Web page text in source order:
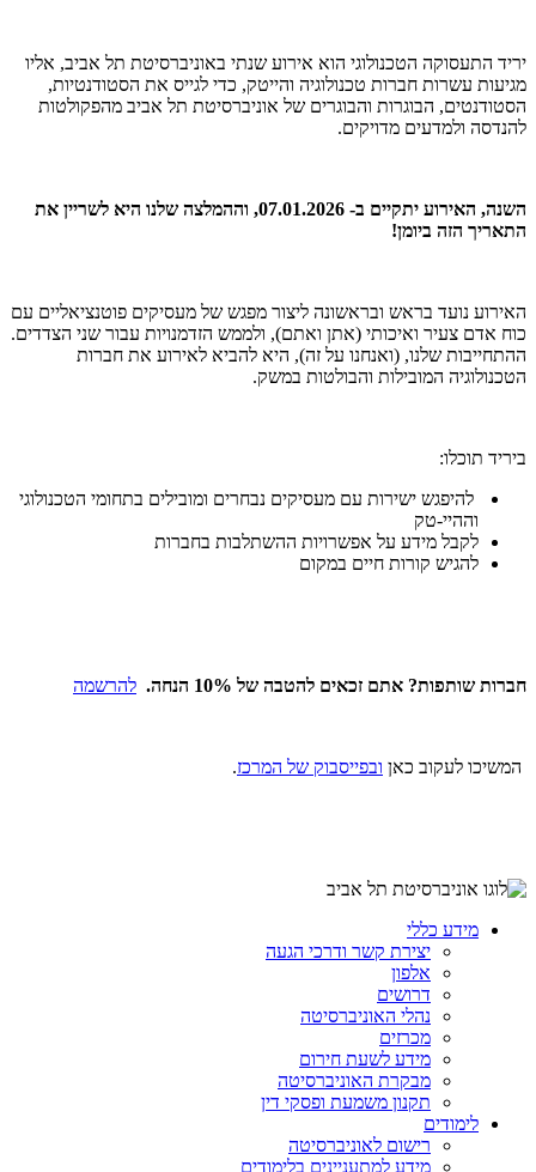
יריד התעסוקה הטכנולוגי הוא אירוע שנתי באוניברסיטת תל אביב, אליו
מגיעות עשרות חברות טכנולוגיה והייטק, כדי לגייס את הסטודנטיות,
הסטודנטים, הבוגרות והבוגרים של אוניברסיטת תל אביב מהפקולטות
להנדסה ולמדעים מדויקים.
השנה, האירוע יתקיים ב- 07.01.2026, וההמלצה שלנו היא לשריין את
התאריך הזה ביומן!
האירוע נועד בראש ובראשונה ליצור מפגש של מעסיקים פוטנציאליים עם
כוח אדם צעיר ואיכותי (אתן ואתם), ולממש הזדמנויות עבור שני הצדדים.
ההתחייבות שלנו, (ואנחנו על זה), היא להביא לאירוע את חברות
הטכנולוגיה המובילות והבולטות במשק.
ביריד תוכלו:
להיפגש ישירות עם מעסיקים נבחרים ומובילים בתחומי הטכנולוגי
וההיי-טק
לקבל מידע על אפשרויות ההשתלבות בחברות
להגיש קורות חיים במקום
חברות שותפות? אתם זכאים להטבה של 10% הנחה. להרשמה
המשיכו לעקוב כאן ובפייסבוק של המרכז.
מידע כללי
יצירת קשר ודרכי הגעה
אלפון
דרושים
נהלי האוניברסיטה
מכרזים
מידע לשעת חירום
מבקרת האוניברסיטה
תקנון משמעת ופסקי דין
לימודים
רישום לאוניברסיטה
מידע למתעניינים בלימודים